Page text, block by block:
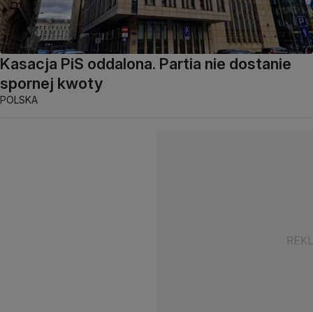
Kasacja PiS oddalona. Partia nie dostanie
spornej kwoty
POLSKA